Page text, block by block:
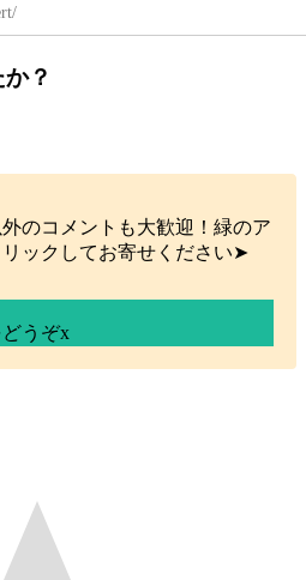
？
のコメントも大歓迎！緑のア
ックしてお寄せください➤
うぞx